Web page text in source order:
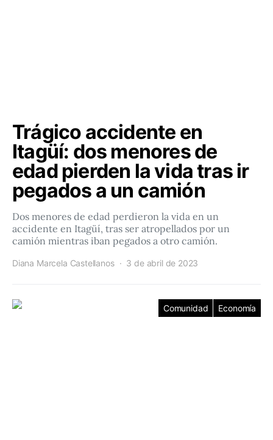
Trágico accidente en
Itagüí: dos menores de
edad pierden la vida tras ir
pegados a un camión
Dos menores de edad perdieron la vida en un
accidente en Itagüí, tras ser atropellados por un
camión mientras iban pegados a otro camión.
Diana Marcela Castellanos 3 de abril de 2023
Comunidad Economía